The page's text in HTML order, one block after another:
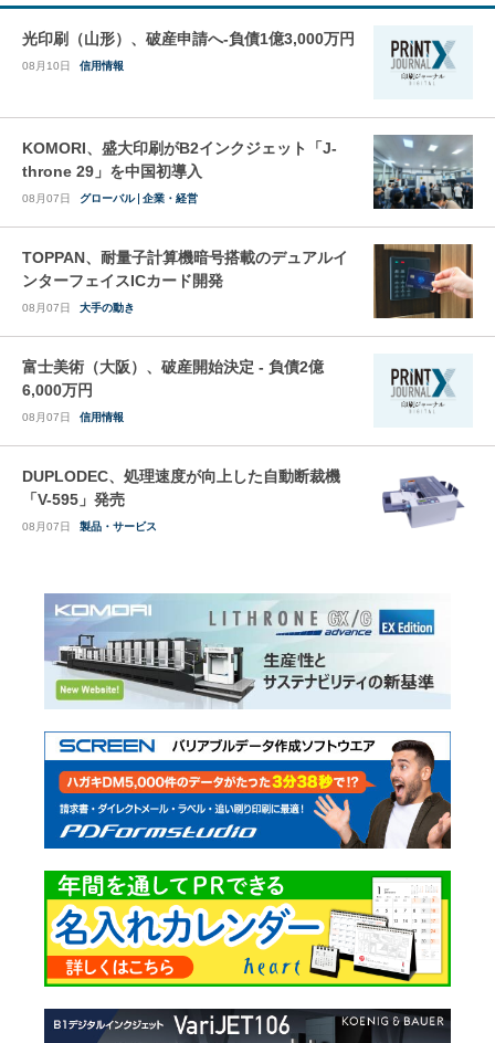
光印刷（山形）、破産申請へ-負債1億3,000万円
08月10日 信用情報
KOMORI、盛大印刷がB2インクジェット「J-
throne 29」を中国初導入
08月07日 グローバル 企業・経営
TOPPAN、耐量子計算機暗号搭載のデュアルイ
ンターフェイスICカード開発
08月07日 大手の動き
富士美術（大阪）、破産開始決定 - 負債2億
6,000万円
08月07日 信用情報
DUPLODEC、処理速度が向上した自動断裁機
「V-595」発売
08月07日 製品・サービス